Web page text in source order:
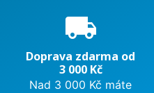
local_shipping
Doprava zdarma od
3 000 Kč
Nad 3 000 Kč máte